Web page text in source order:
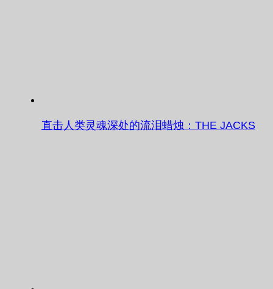
直击人类灵魂深处的流泪蜡烛：THE JACKS